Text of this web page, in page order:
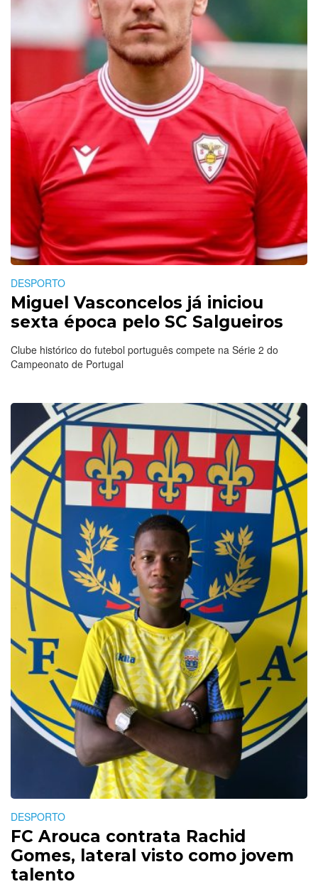
DESPORTO
Miguel Vasconcelos já iniciou
sexta época pelo SC Salgueiros
Clube histórico do futebol português compete na Série 2 do
Campeonato de Portugal
DESPORTO
FC Arouca contrata Rachid
Gomes, lateral visto como jovem
talento